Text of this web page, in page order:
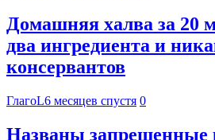
Домашняя халва за 20
два ингредиента и
консервантов
ГлагоL6 месяцев спустя 0
Названы запрещенные